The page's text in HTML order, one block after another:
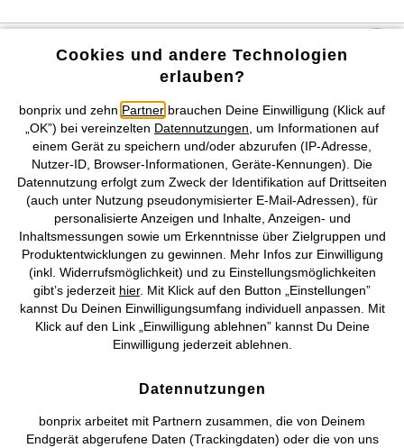
Unsere Zahlungsarten
Unser Angebot
Unser Unternehmen
Topkategorien / Saisonales
Mehr von bonprix auf
Versandkosten
AGB Datenschutz Cookie-Einstellungen Impressum
Cookies und andere Technologien
erlauben?
bonprix und zehn Partner brauchen Deine Einwilligung (Klick auf
„OK”) bei vereinzelten Datennutzungen , um Informationen auf
einem Gerät zu speichern und/oder abzurufen (IP-Adresse,
Nutzer-ID, Browser-Informationen, Geräte-Kennungen). Die
Datennutzung erfolgt zum Zweck der Identifikation auf Drittseiten
(auch unter Nutzung pseudonymisierter E-Mail-Adressen), für
personalisierte Anzeigen und Inhalte, Anzeigen- und
Inhaltsmessungen sowie um Erkenntnisse über Zielgruppen und
Produktentwicklungen zu gewinnen. Mehr Infos zur Einwilligung
(inkl. Widerrufsmöglichkeit) und zu Einstellungsmöglichkeiten
gibt’s jederzeit hier. Mit Klick auf den Button „Einstellungen”
kannst Du Deinen Einwilligungsumfang individuell anpassen. Mit
Klick auf den Link „Einwilligung ablehnen” kannst Du Deine
Einwilligung jederzeit ablehnen.
Datennutzungen
bonprix arbeitet mit Partnern zusammen, die von Deinem
Endgerät abgerufene Daten (Trackingdaten) oder die von uns